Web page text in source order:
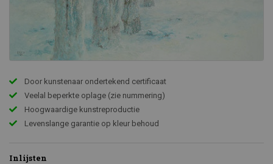
Door kunstenaar ondertekend certificaat
Veelal beperkte oplage (zie nummering)
Hoogwaardige kunstreproductie
Levenslange garantie op kleur behoud
Inlijsten